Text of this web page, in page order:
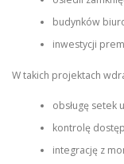
budynków
inwestycji
W takich projektach
obsługę setek
kontrolę
integrację z